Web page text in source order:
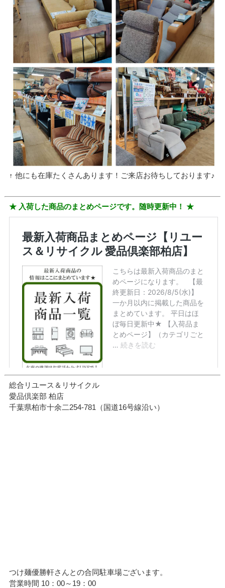
↑ 他にも在庫たくさんあります！ご来店お待ちしております♪
★ 入荷した商品のまとめページです。随時更新中！ ★
総合リユース＆リサイクル
愛品倶楽部 柏店
千葉県柏市十余二254-781（国道16号線沿い）
つけ麺優勝軒さんとの合同駐車場ございます。
営業時間 10：00～19：00